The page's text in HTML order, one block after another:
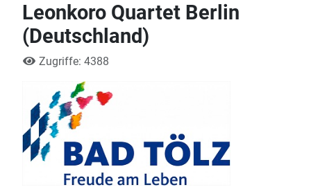
Leonkoro Quartet Berlin
(Deutschland)
Zugriffe: 4388